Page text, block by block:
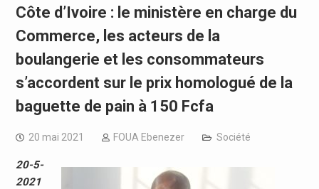
Côte d’Ivoire : le ministère en charge du
Commerce, les acteurs de la
boulangerie et les consommateurs
s’accordent sur le prix homologué de la
baguette de pain à 150 Fcfa
20 mai 2021 FOUA Ebenezer Société
20-5-
2021